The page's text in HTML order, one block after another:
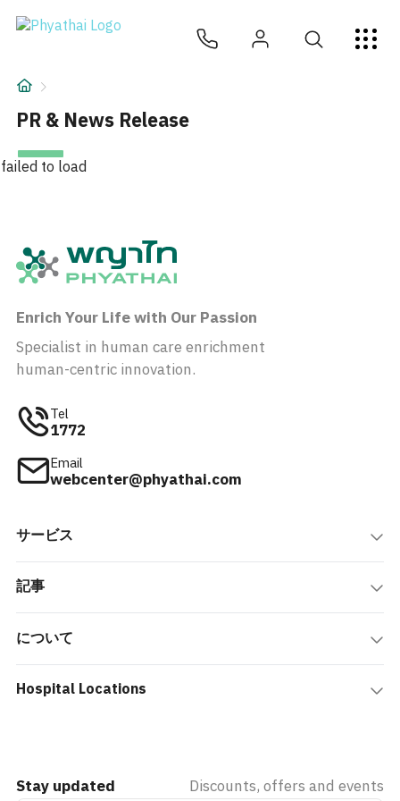
JA ไทย English
について
PR & News Release
failed to load
Enrich Your Life with Our Passion
Specialist in human care enrichment
human-centric innovation.
Tel
1772
Email
webcenter@phyathai.com
サービス
記事
について
Hospital Locations
Stay updated Discounts, offers and events